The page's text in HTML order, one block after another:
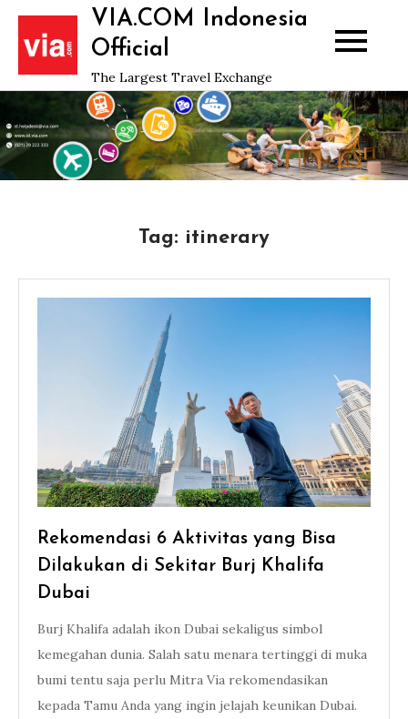
Skip
content
VIA.COM Indonesia
Official
The Largest Travel Exchange
Tag: itinerary
Rekomendasi 6 Aktivitas yang Bisa
Dilakukan di Sekitar Burj Khalifa
Dubai
Burj Khalifa adalah ikon Dubai sekaligus simbol
kemegahan dunia. Salah satu menara tertinggi di muka
bumi tentu saja perlu Mitra Via rekomendasikan
kepada Tamu Anda yang ingin jelajah keunikan Dubai.